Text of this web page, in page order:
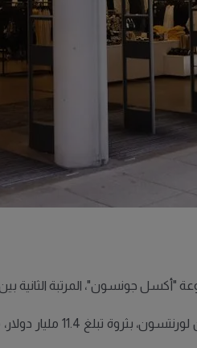
الثانية بين السويديين بثروة تُقدّر بـ12 مليار